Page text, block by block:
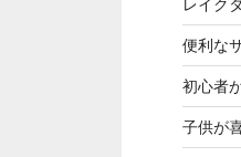
レイク
便利な
初心者
子供が